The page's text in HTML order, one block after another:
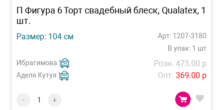
П Фигура 6 Торт свадебный блеск, Qualatex, 1
шт.
Размер: 104 см
Арт: 1207-3180
В упак: 1 шт
Ибрагимова
Аделя Кутуя
Розн. 475.00 р
Опт. 369.00 р
- +